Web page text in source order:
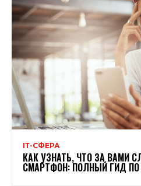
ІТ-СФЕРА
КАК УЗНАТЬ, ЧТО ЗА ВАМИ
СМАРТФОН: ПОЛНЫЙ ГИД ПО